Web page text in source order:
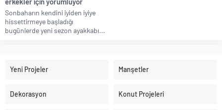
Sonbaharın kendini iyiden iyiye
hissettirmeye başladığı
bugünlerde yeni sezon ayakkabı...
Yeni Projeler Manşetler
Dekorasyon Konut Projeleri